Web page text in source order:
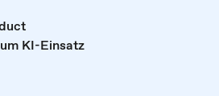
KI-Einsatz